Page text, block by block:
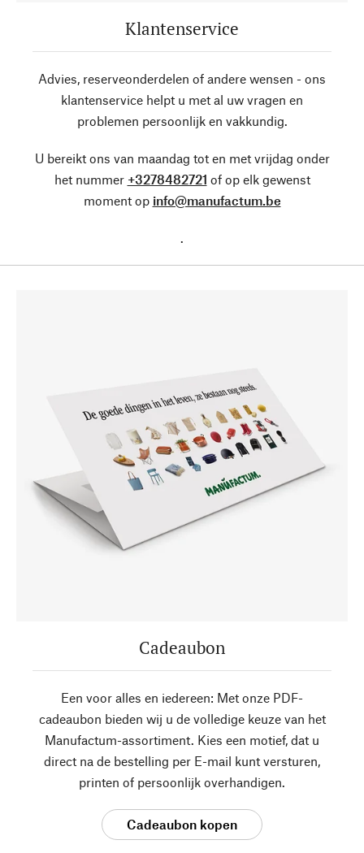
Klantenservice
Advies, reserveonderdelen of andere wensen - ons
klantenservice helpt u met al uw vragen en
problemen persoonlijk en vakkundig.
U bereikt ons van maandag tot en met vrijdag onder
het nummer +3278482721 of op elk gewenst
moment op info@manufactum.be
.
Cadeaubon
Een voor alles en iedereen: Met onze PDF-
cadeaubon bieden wij u de volledige keuze van het
Manufactum-assortiment. Kies een motief, dat u
direct na de bestelling per E-mail kunt versturen,
printen of persoonlijk overhandigen.
Cadeaubon kopen